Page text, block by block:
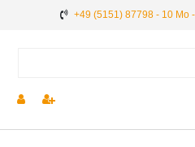
+49 (5151) 87798 - 10 Mo